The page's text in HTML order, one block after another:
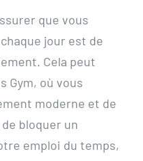
que vous
jour est de
Cela peut
Gym, où vous
moderne et de
bloquer un
emploi du temps,